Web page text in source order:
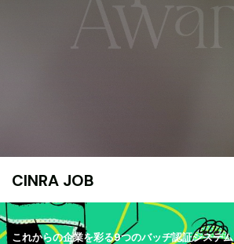
CINRA JOB
これからの企業を彩る9つのバッヂ認証システム